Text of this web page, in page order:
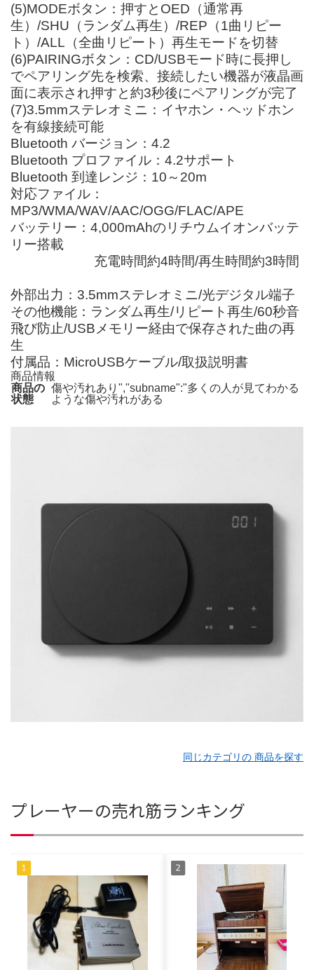
(5)MODEボタン：押すとOED（通常再
生）/SHU（ランダム再生）/REP（1曲リピー
ト）/ALL（全曲リピート）再生モードを切替
(6)PAIRINGボタン：CD/USBモード時に長押し
でペアリング先を検索、接続したい機器が液晶画
面に表示され押すと約3秒後にペアリングが完了
(7)3.5mmステレオミニ：イヤホン・ヘッドホン
を有線接続可能
Bluetooth バージョン：4.2
Bluetooth プロファイル：4.2サポート
Bluetooth 到達レンジ：10～20m
対応ファイル：
MP3/WMA/WAV/AAC/OGG/FLAC/APE
バッテリー：4,000mAhのリチウムイオンバッテ
リー搭載
充電時間約4時間/再生時間約3時間
外部出力：3.5mmステレオミニ/光デジタル端子
その他機能：ランダム再生/リピート再生/60秒音
飛び防止/USBメモリー経由で保存された曲の再
生
付属品：MicroUSBケーブル/取扱説明書
商品情報
商品の
状態
傷や汚れあり","subname":"多くの人が見てわかる
ような傷や汚れがある
同じカテゴリの 商品を探す
プレーヤーの売れ筋ランキング